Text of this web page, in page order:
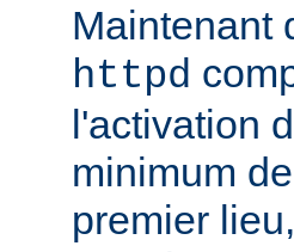
Maintenant
httpd
l'activation
minimum
premier